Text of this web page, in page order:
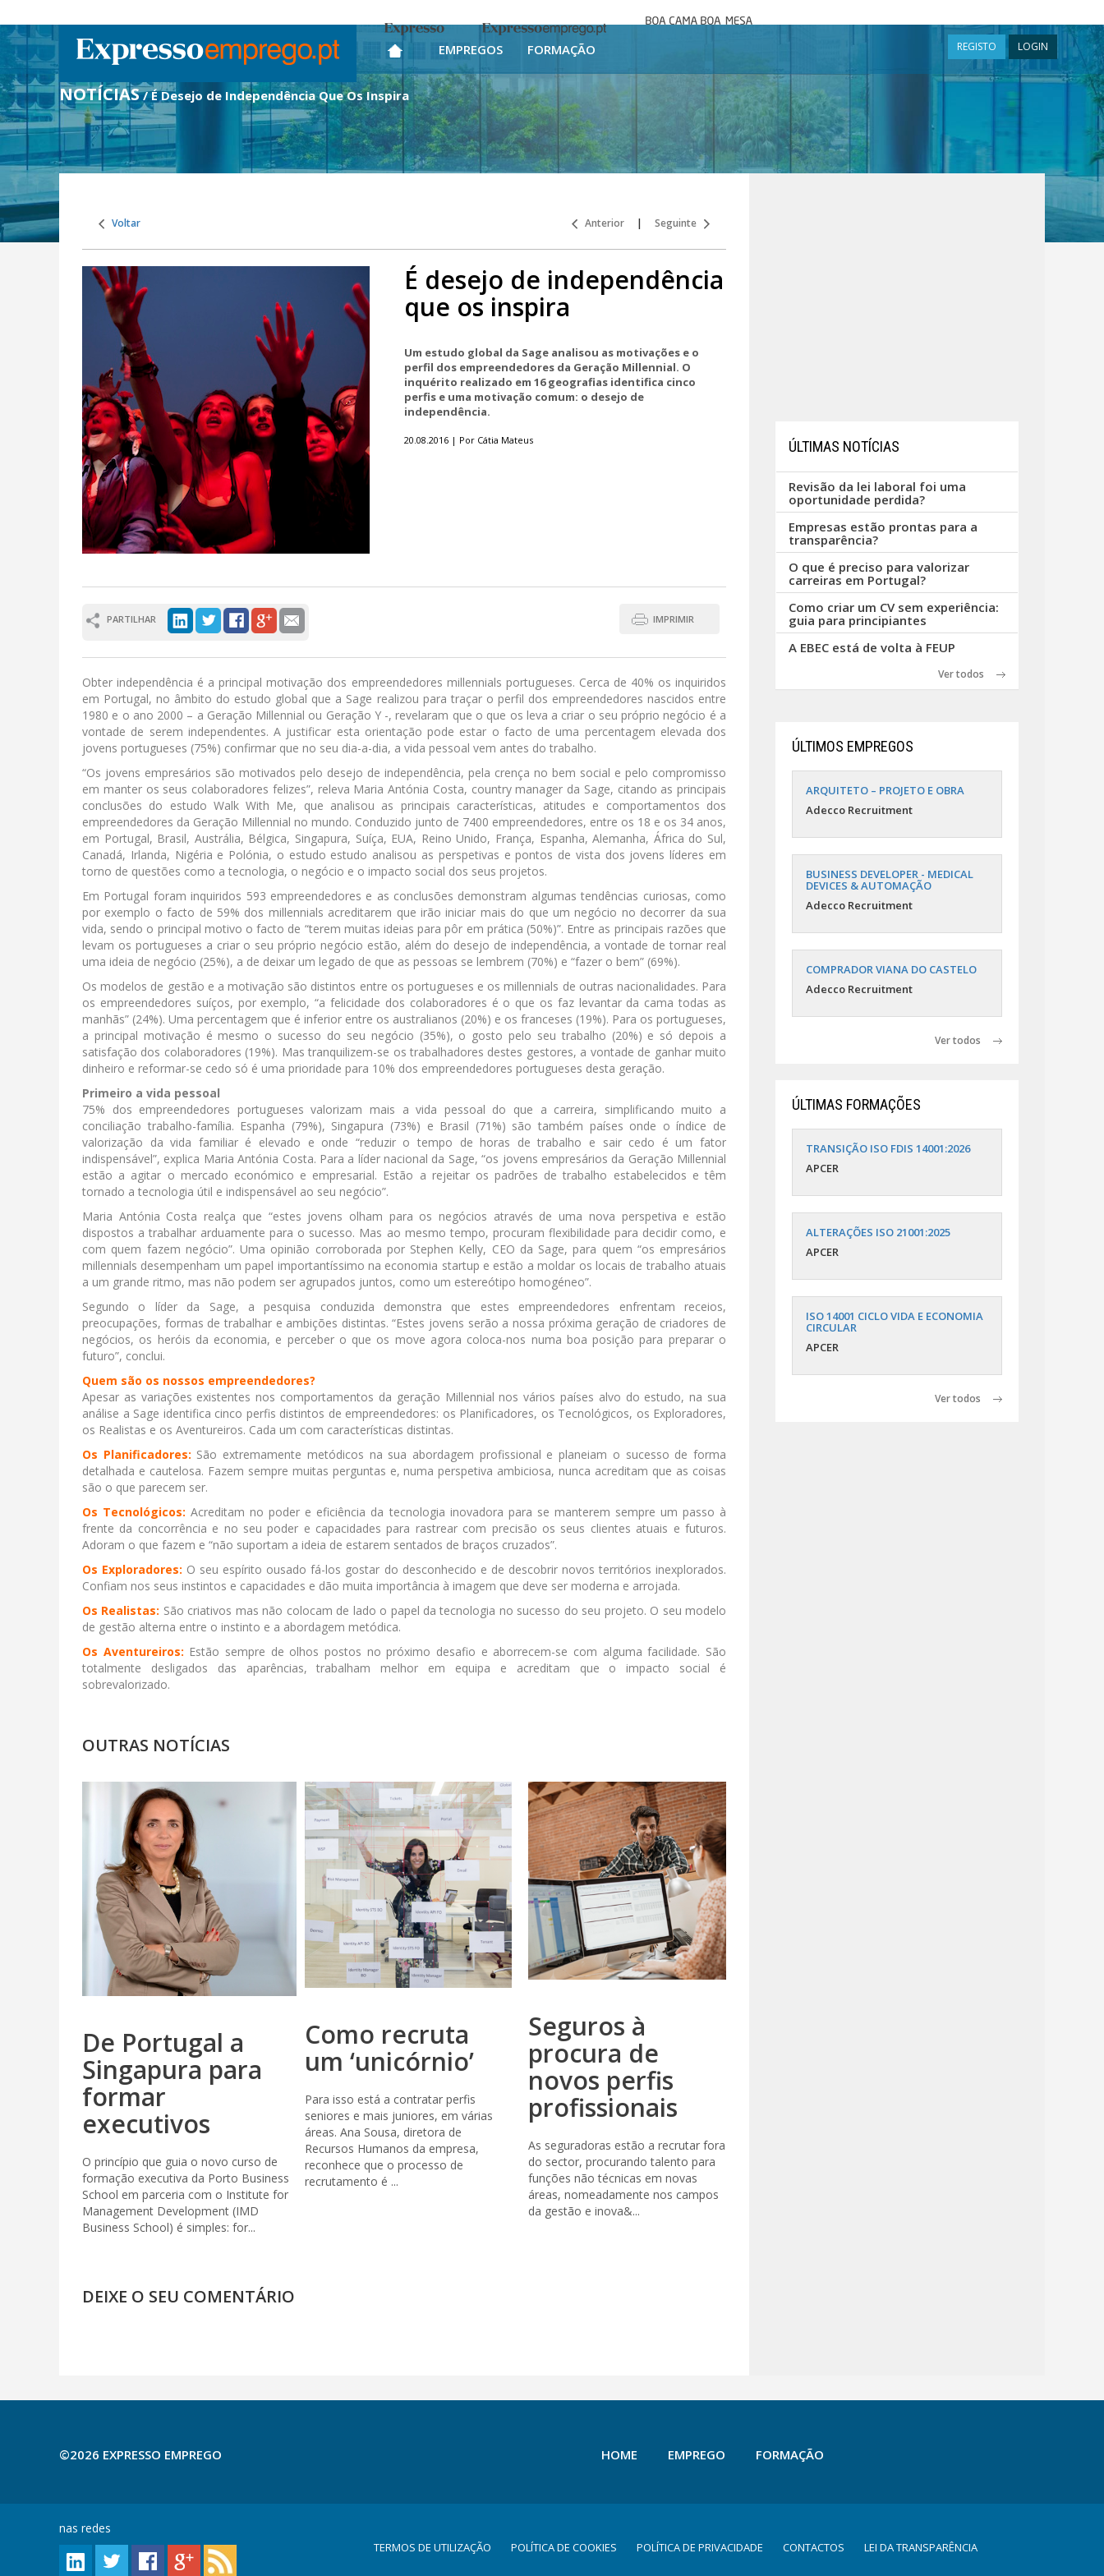
Expresso Expresso Emprego
mesa
EMPREGOS FORMAÇÃO REGISTO LOGIN
NOTÍCIAS / É Desejo de Independência Que Os Inspira
Voltar Anterior | Seguinte
É desejo de independência
que os inspira
Um estudo global da Sage analisou as motivações e o
perfil dos empreendedores da Geração Millennial. O
inquérito realizado em 16 geografias identifica cinco
perfis e uma motivação comum: o desejo de
independência.
20.08.2016 | Por Cátia Mateus
PARTILHAR IMPRIMIR
Obter independência é a principal motivação dos empreendedores millennials portugueses. Cerca de 40% os inquiridos
em Portugal, no âmbito do estudo global que a Sage realizou para traçar o perfil dos empreendedores nascidos entre
1980 e o ano 2000 – a Geração Millennial ou Geração Y -, revelaram que o que os leva a criar o seu próprio negócio é a
vontade de serem independentes. A justificar esta orientação pode estar o facto de uma percentagem elevada dos
jovens portugueses (75%) confirmar que no seu dia-a-dia, a vida pessoal vem antes do trabalho.
“Os jovens empresários são motivados pelo desejo de independência, pela crença no bem social e pelo compromisso
em manter os seus colaboradores felizes”, releva Maria Antónia Costa, country manager da Sage, citando as principais
conclusões do estudo Walk With Me, que analisou as principais características, atitudes e comportamentos dos
empreendedores da Geração Millennial no mundo. Conduzido junto de 7400 empreendedores, entre os 18 e os 34 anos,
em Portugal, Brasil, Austrália, Bélgica, Singapura, Suíça, EUA, Reino Unido, França, Espanha, Alemanha, África do Sul,
Canadá, Irlanda, Nigéria e Polónia, o estudo estudo analisou as perspetivas e pontos de vista dos jovens líderes em
torno de questões como a tecnologia, o negócio e o impacto social dos seus projetos.
Em Portugal foram inquiridos 593 empreendedores e as conclusões demonstram algumas tendências curiosas, como
por exemplo o facto de 59% dos millennials acreditarem que irão iniciar mais do que um negócio no decorrer da sua
vida, sendo o principal motivo o facto de “terem muitas ideias para pôr em prática (50%)”. Entre as principais razões que
levam os portugueses a criar o seu próprio negócio estão, além do desejo de independência, a vontade de tornar real
uma ideia de negócio (25%), a de deixar um legado de que as pessoas se lembrem (70%) e “fazer o bem” (69%).
Os modelos de gestão e a motivação são distintos entre os portugueses e os millennials de outras nacionalidades. Para
os empreendedores suíços, por exemplo, “a felicidade dos colaboradores é o que os faz levantar da cama todas as
manhãs” (24%). Uma percentagem que é inferior entre os australianos (20%) e os franceses (19%). Para os portugueses,
a principal motivação é mesmo o sucesso do seu negócio (35%), o gosto pelo seu trabalho (20%) e só depois a
satisfação dos colaboradores (19%). Mas tranquilizem-se os trabalhadores destes gestores, a vontade de ganhar muito
dinheiro e reformar-se cedo só é uma prioridade para 10% dos empreendedores portugueses desta geração.
Primeiro a vida pessoal
75% dos empreendedores portugueses valorizam mais a vida pessoal do que a carreira, simplificando muito a
conciliação trabalho-família. Espanha (79%), Singapura (73%) e Brasil (71%) são também países onde o índice de
valorização da vida familiar é elevado e onde “reduzir o tempo de horas de trabalho e sair cedo é um fator
indispensável”, explica Maria Antónia Costa. Para a líder nacional da Sage, “os jovens empresários da Geração Millennial
estão a agitar o mercado económico e empresarial. Estão a rejeitar os padrões de trabalho estabelecidos e têm
tornado a tecnologia útil e indispensável ao seu negócio”.
Maria Antónia Costa realça que “estes jovens olham para os negócios através de uma nova perspetiva e estão
dispostos a trabalhar arduamente para o sucesso. Mas ao mesmo tempo, procuram flexibilidade para decidir como, e
com quem fazem negócio”. Uma opinião corroborada por Stephen Kelly, CEO da Sage, para quem “os empresários
millennials desempenham um papel importantíssimo na economia startup e estão a moldar os locais de trabalho atuais
a um grande ritmo, mas não podem ser agrupados juntos, como um estereótipo homogéneo”.
Segundo o líder da Sage, a pesquisa conduzida demonstra que estes empreendedores enfrentam receios,
preocupações, formas de trabalhar e ambições distintas. “Estes jovens serão a nossa próxima geração de criadores de
negócios, os heróis da economia, e perceber o que os move agora coloca-nos numa boa posição para preparar o
futuro”, conclui.
Quem são os nossos empreendedores?
Apesar as variações existentes nos comportamentos da geração Millennial nos vários países alvo do estudo, na sua
análise a Sage identifica cinco perfis distintos de empreendedores: os Planificadores, os Tecnológicos, os Exploradores,
os Realistas e os Aventureiros. Cada um com características distintas.
Os Planificadores: São extremamente metódicos na sua abordagem profissional e planeiam o sucesso de forma
detalhada e cautelosa. Fazem sempre muitas perguntas e, numa perspetiva ambiciosa, nunca acreditam que as coisas
são o que parecem ser.
Os Tecnológicos: Acreditam no poder e eficiência da tecnologia inovadora para se manterem sempre um passo à
frente da concorrência e no seu poder e capacidades para rastrear com precisão os seus clientes atuais e futuros.
Adoram o que fazem e “não suportam a ideia de estarem sentados de braços cruzados”.
Os Exploradores: O seu espírito ousado fá-los gostar do desconhecido e de descobrir novos territórios inexplorados.
Confiam nos seus instintos e capacidades e dão muita importância à imagem que deve ser moderna e arrojada.
Os Realistas: São criativos mas não colocam de lado o papel da tecnologia no sucesso do seu projeto. O seu modelo
de gestão alterna entre o instinto e a abordagem metódica.
Os Aventureiros: Estão sempre de olhos postos no próximo desafio e aborrecem-se com alguma facilidade. São
totalmente desligados das aparências, trabalham melhor em equipa e acreditam que o impacto social é
sobrevalorizado.
OUTRAS NOTÍCIAS
De Portugal a
Singapura para
formar
executivos
O princípio que guia o novo curso de
formação executiva da Porto Business
School em parceria com o Institute for
Management Development (IMD
Business School) é simples: for...
Como recruta
um ‘unicórnio’
Para isso está a contratar perfis
seniores e mais juniores, em várias
áreas. Ana Sousa, diretora de
Recursos Humanos da empresa,
reconhece que o processo de
recrutamento é ...
Seguros à
procura de
novos perfis
profissionais
As seguradoras estão a recrutar fora
do sector, procurando talento para
funções não técnicas em novas
áreas, nomeadamente nos campos
da gestão e inova&...
DEIXE O SEU COMENTÁRIO
ÚLTIMAS NOTÍCIAS
Revisão da lei laboral foi uma
oportunidade perdida?
Empresas estão prontas para a
transparência?
O que é preciso para valorizar
carreiras em Portugal?
Como criar um CV sem experiência:
guia para principiantes
A EBEC está de volta à FEUP
Ver todos
ÚLTIMOS EMPREGOS
ARQUITETO – PROJETO E OBRA
Adecco Recruitment
BUSINESS DEVELOPER - MEDICAL
DEVICES & AUTOMAÇÃO
Adecco Recruitment
COMPRADOR VIANA DO CASTELO
Adecco Recruitment
Ver todos
ÚLTIMAS FORMAÇÕES
TRANSIÇÃO ISO FDIS 14001:2026
APCER
ALTERAÇÕES ISO 21001:2025
APCER
ISO 14001 CICLO VIDA E ECONOMIA
CIRCULAR
APCER
Ver todos
©2026 EXPRESSO EMPREGO HOME EMPREGO FORMAÇÃO
nas redes
TERMOS DE UTILIZAÇÃO POLÍTICA DE COOKIES POLÍTICA DE PRIVACIDADE CONTACTOS LEI DA TRANSPARÊNCIA